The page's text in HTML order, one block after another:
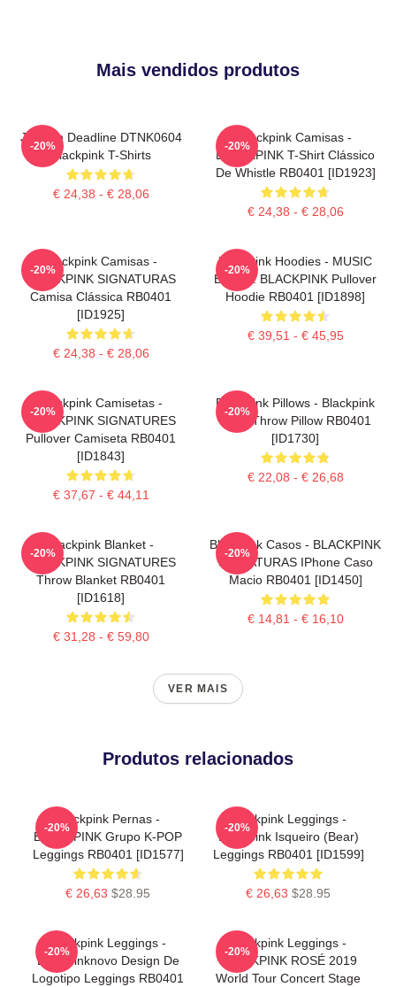
Mais vendidos produtos
Jisoo In Deadline DTNK0604
Blackpink T-Shirts
€ 24,38 - € 28,06
-20%
Blackpink Camisas -
BLACKPINK T-Shirt Clássico
De Whistle RB0401 [ID1923]
€ 24,38 - € 28,06
-20%
Blackpink Camisas -
BLACKPINK SIGNATURAS
Camisa Clássica RB0401
[ID1925]
€ 24,38 - € 28,06
-20%
Blackpink Hoodies - MUSIC
BLINK : BLACKPINK Pullover
Hoodie RB0401 [ID1898]
€ 39,51 - € 45,95
-20%
Blackpink Camisetas -
BLACKPINK SIGNATURES
Pullover Camiseta RB0401
[ID1843]
€ 37,67 - € 44,11
-20%
Blackpink Pillows - Blackpink
Rosé Throw Pillow RB0401
[ID1730]
€ 22,08 - € 26,68
-20%
Blackpink Blanket -
BLACKPINK SIGNATURES
Throw Blanket RB0401
[ID1618]
€ 31,28 - € 59,80
-20%
Blackpink Casos - BLACKPINK
SIGNATURAS IPhone Caso
Macio RB0401 [ID1450]
€ 14,81 - € 16,10
-20%
VER MAIS
Produtos relacionados
Blackpink Pernas -
BLACKPINK Grupo K-POP
Leggings RB0401 [ID1577]
€ 26,63 $28.95
-20%
Blackpink Leggings -
Blackpink Isqueiro (Bear)
Leggings RB0401 [ID1599]
€ 26,63 $28.95
-20%
Blackpink Leggings -
Blackpinknovo Design De
Logotipo Leggings RB0401
-20%
Blackpink Leggings -
BLACKPINK ROSÉ 2019
World Tour Concert Stage
-20%